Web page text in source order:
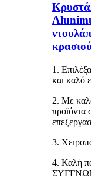
1.
και καλό
2. Με
προϊόντα
3.
4. Καλή